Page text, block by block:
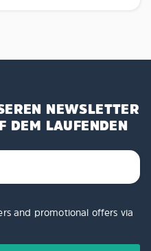
NEWSLETTER
DEM LAUFENDEN
and promotional offers via